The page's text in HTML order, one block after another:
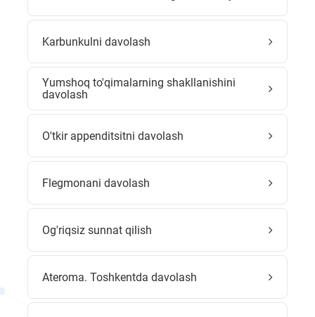
Karbunkulni davolash
Yumshoq to'qimalarning shakllanishini
davolash
O'tkir appenditsitni davolash
Flegmonani davolash
Og'riqsiz sunnat qilish
Ateroma. Toshkentda davolash